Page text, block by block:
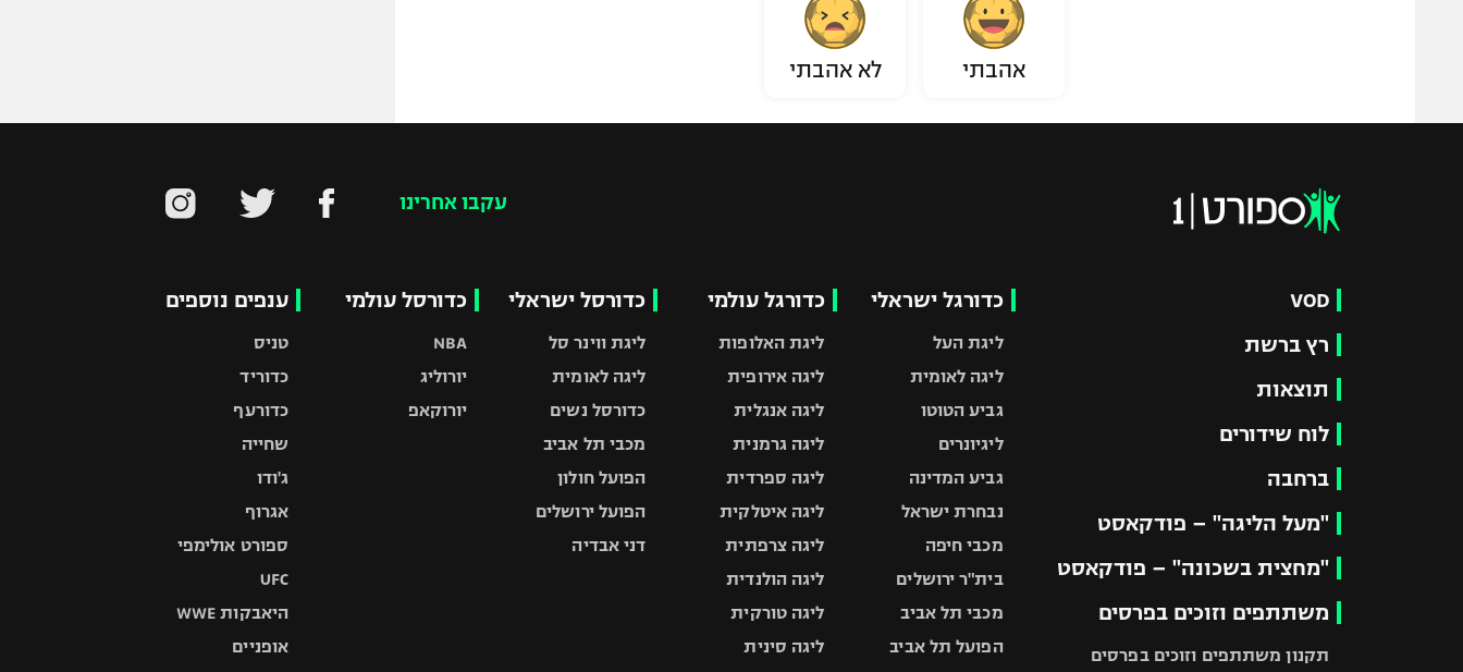
אהבתי לא אהבתי
עקבו אחרינו
VOD
רץ ברשת
תוצאות
לוח שידורים
ברחבה
"מעל הליגה" – פודקאסט
"מחצית בשכונה" – פודקאסט
משתתפים וזוכים בפרסים
תקנון משתתפים וזוכים בפרסים
כדורגל ישראלי
ליגת העל
ליגה לאומית
גביע הטוטו
ליגיונרים
גביע המדינה
נבחרת ישראל
מכבי חיפה
בית"ר ירושלים
מכבי תל אביב
הפועל תל אביב
כדורגל עולמי
ליגת האלופות
ליגה אירופית
ליגה אנגלית
ליגה גרמנית
ליגה ספרדית
ליגה איטלקית
ליגה צרפתית
ליגה הולנדית
ליגה טורקית
ליגה סינית
כדורסל ישראלי
ליגת ווינר סל
ליגה לאומית
כדורסל נשים
מכבי תל אביב
הפועל חולון
הפועל ירושלים
דני אבדיה
כדורסל עולמי
NBA
יורוליג
יורוקאפ
ענפים נוספים
טניס
כדוריד
כדורעף
שחייה
ג'ודו
אגרוף
ספורט אולימפי
UFC
היאבקות WWE
אופניים